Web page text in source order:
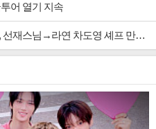
어 열기 지속
재스님→라연 차도영 셰프 만난다